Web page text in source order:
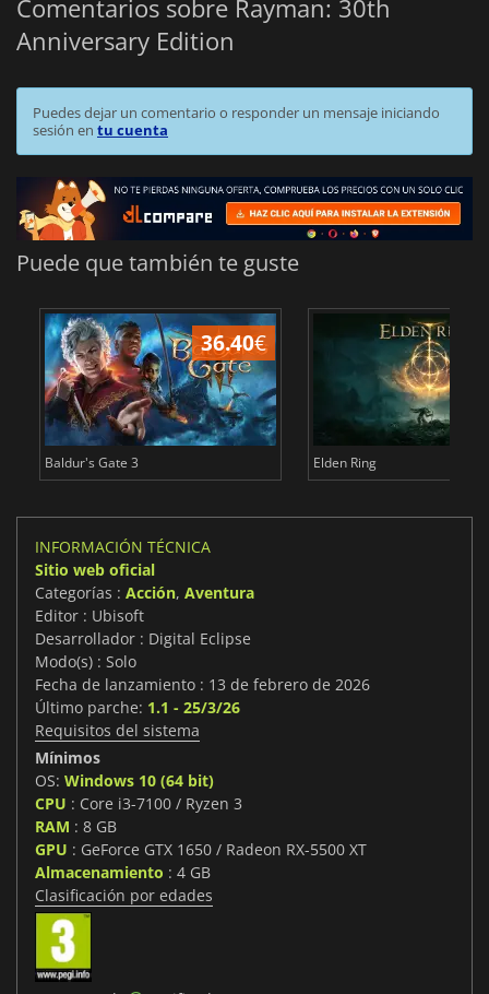
Comentarios sobre Rayman: 30th
Anniversary Edition
Puedes dejar un comentario o responder un mensaje iniciando
sesión en tu cuenta
Puede que también te guste
36.40€
Baldur's Gate 3 Elden Ring
INFORMACIÓN TÉCNICA
Sitio web oficial
Categorías : Acción, Aventura
Editor : Ubisoft
Desarrollador : Digital Eclipse
Modo(s) : Solo
Fecha de lanzamiento : 13 de febrero de 2026
Último parche: 1.1 - 25/3/26
Requisitos del sistema
Mínimos
OS: Windows 10 (64 bit)
CPU : Core i3-7100 / Ryzen 3
RAM : 8 GB
GPU : GeForce GTX 1650 / Radeon RX-5500 XT
Almacenamiento : 4 GB
Clasificación por edades